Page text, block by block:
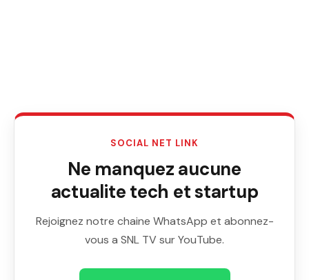
SOCIAL NET LINK
Ne manquez aucune
actualite tech et startup
Rejoignez notre chaine WhatsApp et abonnez-
vous a SNL TV sur YouTube.